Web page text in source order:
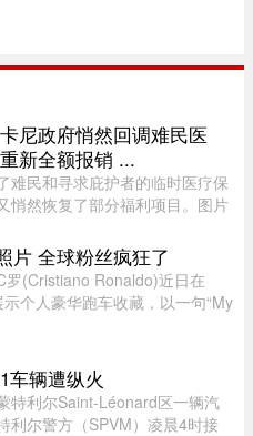
尼政府悄然回调难民医
新全额报销 ...
难民和寻求庇护者的临时医疗保
悄然恢复了部分福利项目。图片
，调整了为已安置的难民和等待
的庇护申 ...
片 全球粉丝疯狂了
罗(Cristiano Ronaldo)近日在
个人豪华跑车收藏，以一句“My
Bugatti等 ...
车辆遭纵火
特利尔Saint-Léonard区一辆汽
利尔警方（SPVM）凌晨4时接